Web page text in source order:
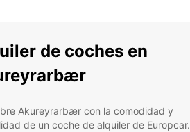
de coches en
Akureyrarbær con la comodidad y
de un coche de alquiler de Europcar.